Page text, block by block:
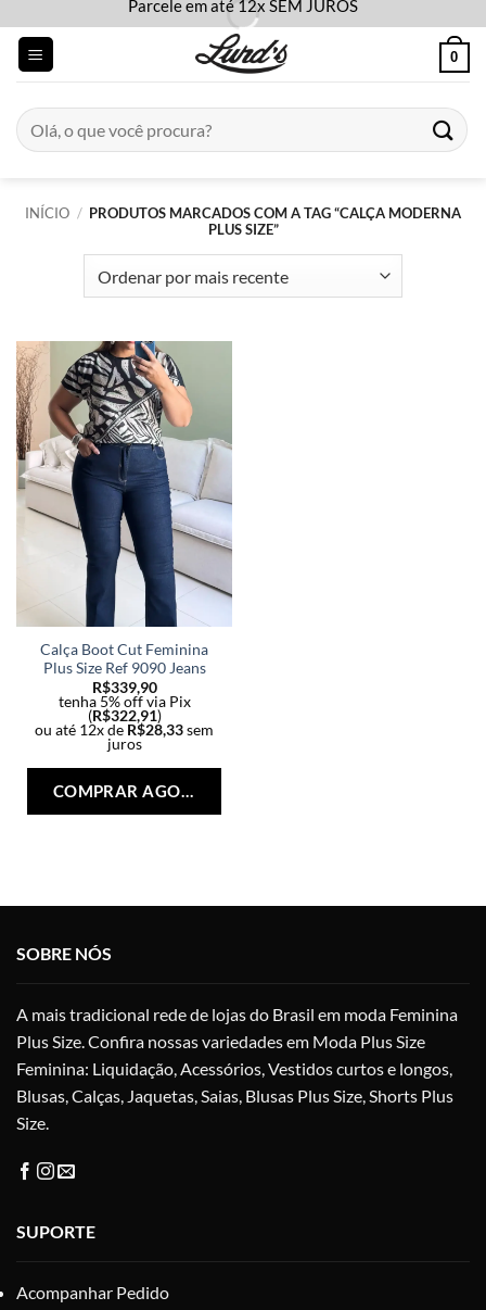
content
Parcele em até 12x SEM JUROS
0
Pesquisar
por:
INÍCIO / PRODUTOS MARCADOS COM A TAG “CALÇA MODERNA
PLUS SIZE”
Calça Boot Cut Feminina
Plus Size Ref 9090 Jeans
R$339,90
tenha 5% off via Pix
(R$322,91)
ou até 12x de R$28,33sem
juros
COMPRAR AGORA
página
do
SOBRE NÓS
A mais tradicional rede de lojas do Brasil em moda Feminina
Plus Size. Confira nossas variedades em Moda Plus Size
Feminina: Liquidação, Acessórios, Vestidos curtos e longos,
Blusas, Calças, Jaquetas, Saias, Blusas Plus Size, Shorts Plus
Size.
SUPORTE
Acompanhar Pedido